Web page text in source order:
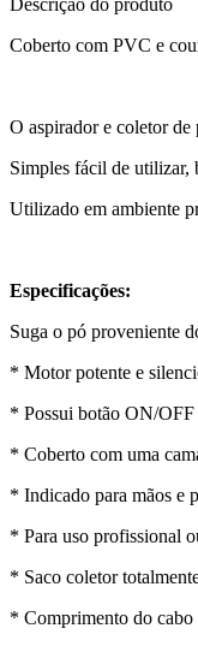
Coberto com PVC e
O aspirador e coletor
Simples fácil de utilizar,
Utilizado em ambiente
Especificações:
Suga o pó proveniente
* Motor potente e
* Possui botão ON/
* Coberto com uma
* Indicado para mãos e
* Para uso profissional
* Saco coletor
* Comprimento do cabo